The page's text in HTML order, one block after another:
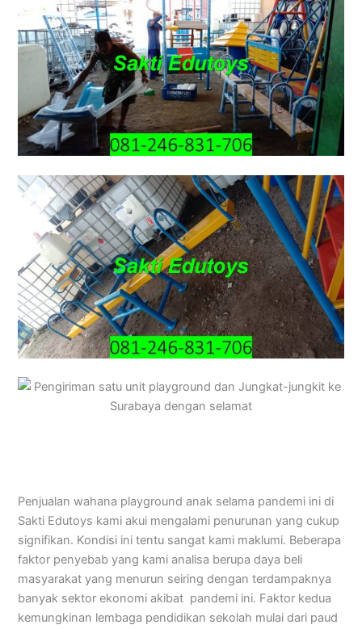
Penjualan wahana playground anak selama pandemi ini di
Sakti Edutoys kami akui mengalami penurunan yang cukup
signifikan. Kondisi ini tentu sangat kami maklumi. Beberapa
faktor penyebab yang kami analisa berupa daya beli
masyarakat yang menurun seiring dengan terdampaknya
banyak sektor ekonomi akibat pandemi ini. Faktor kedua
kemungkinan lembaga pendidikan sekolah mulai dari paud